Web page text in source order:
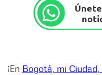
¡En Bogotá, mi Ciudad,